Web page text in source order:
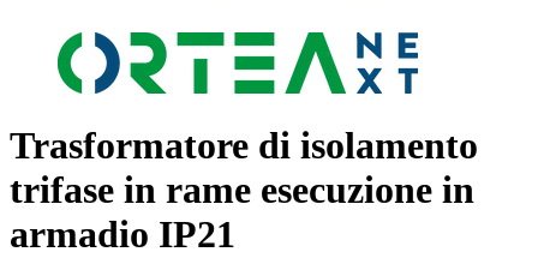
Trasformatore di isolamento
trifase in rame esecuzione in
armadio IP21